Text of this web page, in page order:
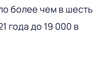
более чем в шесть
года до 19 000 в